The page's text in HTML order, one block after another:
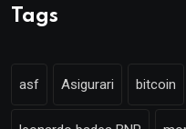
Tags
asf Asigurari bitcoin